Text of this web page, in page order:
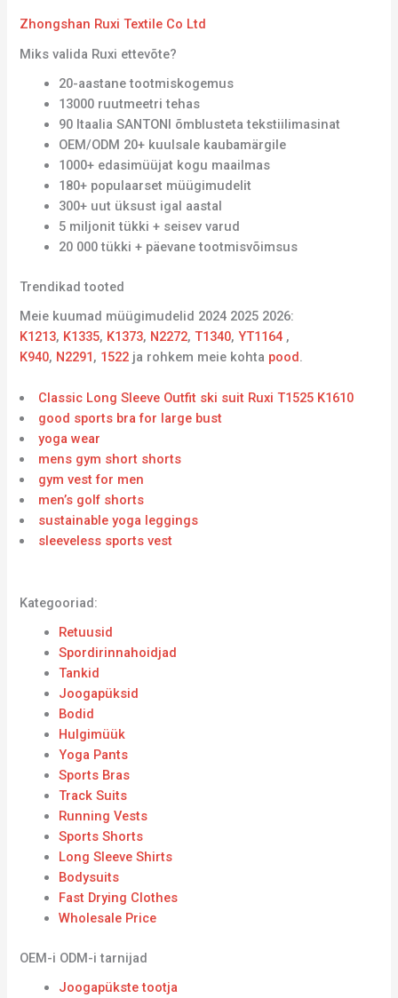
Zhongshan Ruxi Textile Co Ltd
Miks valida Ruxi ettevõte?
20-aastane tootmiskogemus
13000 ruutmeetri tehas
90 Itaalia SANTONI õmblusteta tekstiilimasinat
OEM/ODM 20+ kuulsale kaubamärgile
1000+ edasimüüjat kogu maailmas
180+ populaarset müügimudelit
300+ uut üksust igal aastal
5 miljonit tükki + seisev varud
20 000 tükki + päevane tootmisvõimsus
Trendikad tooted
Meie kuumad müügimudelid 2024 2025 2026:
K1213, K1335, K1373, N2272,T1340,YT1164 ,
K940, N2291, 1522 ja rohkem meie kohta pood.
Classic Long Sleeve Outfit ski suit Ruxi T1525 K1610
good sports bra for large bust
yoga wear
mens gym short shorts
gym vest for men
men’s golf shorts
sustainable yoga leggings
sleeveless sports vest
Kategooriad:
Retuusid
Spordirinnahoidjad
Tankid
Joogapüksid
Bodid
Hulgimüük
Yoga Pants
Sports Bras
Track Suits
Running Vests
Sports Shorts
Long Sleeve Shirts
Bodysuits
Fast Drying Clothes
Wholesale Price
OEM-i ODM-i tarnijad
Joogapükste tootja